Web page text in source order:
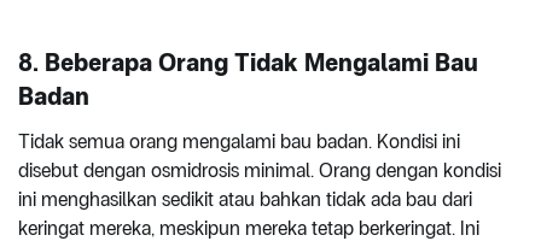
8. Beberapa Orang Tidak Mengalami Bau
Badan
Tidak semua orang mengalami bau badan. Kondisi ini
disebut dengan osmidrosis minimal. Orang dengan kondisi
ini menghasilkan sedikit atau bahkan tidak ada bau dari
keringat mereka, meskipun mereka tetap berkeringat. Ini